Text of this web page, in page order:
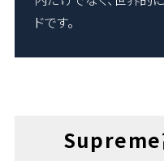
ドです。
Supreme